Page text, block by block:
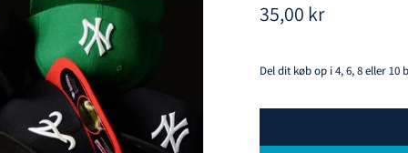
35,00 kr
Del dit køb op i 4, 6, 8 eller 10